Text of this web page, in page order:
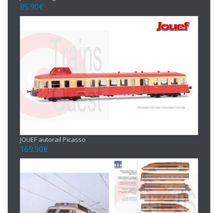
85.90€
JOUEF autorail Picasso
169.90€